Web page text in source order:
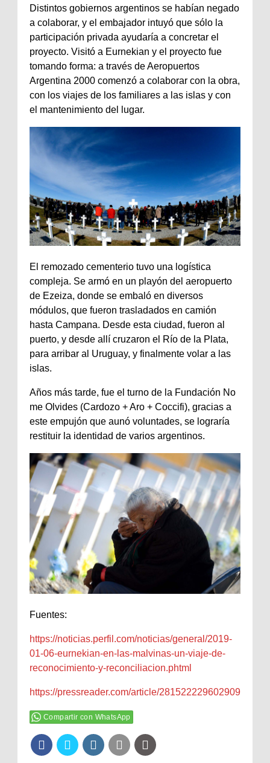
Distintos gobiernos argentinos se habían negado
a colaborar, y el embajador intuyó que sólo la
participación privada ayudaría a concretar el
proyecto. Visitó a Eurnekian y el proyecto fue
tomando forma: a través de Aeropuertos
Argentina 2000 comenzó a colaborar con la obra,
con los viajes de los familiares a las islas y con
el mantenimiento del lugar.
El remozado cementerio tuvo una logística
compleja. Se armó en un playón del aeropuerto
de Ezeiza, donde se embaló en diversos
módulos, que fueron trasladados en camión
hasta Campana. Desde esta ciudad, fueron al
puerto, y desde allí cruzaron el Río de la Plata,
para arribar al Uruguay, y finalmente volar a las
islas.
Años más tarde, fue el turno de la Fundación No
me Olvides (Cardozo + Aro + Coccifi), gracias a
este empujón que aunó voluntades, se lograría
restituir la identidad de varios argentinos.
Fuentes:
https://noticias.perfil.com/noticias/general/2019-
01-06-eurnekian-en-las-malvinas-un-viaje-de-
reconocimiento-y-reconciliacion.phtml
https://pressreader.com/article/281522229602909
Compartir con WhatsApp